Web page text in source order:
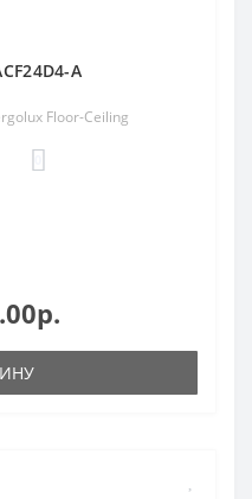
A
Floor-Ceiling